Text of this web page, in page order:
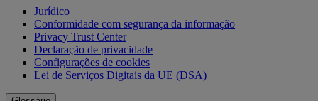
Jurídico
Conformidade com segurança da informação
Privacy Trust Center
Declaração de privacidade
Configurações de cookies
Lei de Serviços Digitais da UE (DSA)